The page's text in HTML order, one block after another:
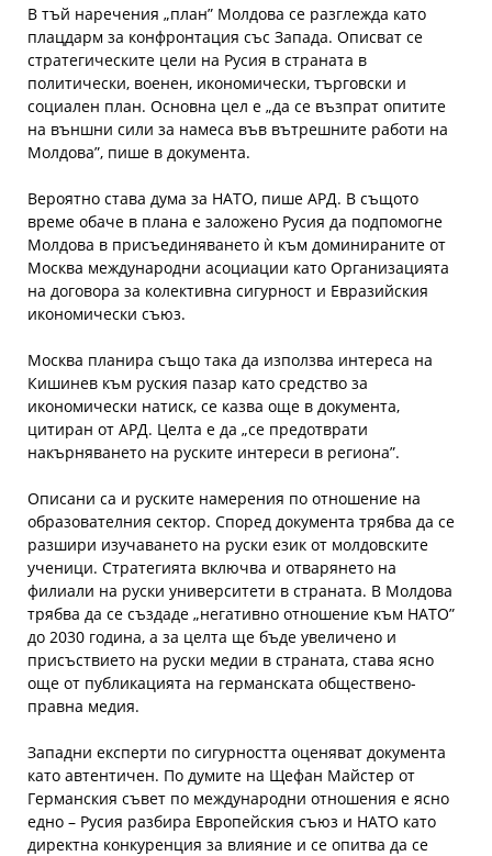
В тъй наречения „план” Молдова се разглежда като
плацдарм за конфронтация със Запада. Описват се
стратегическите цели на Русия в страната в
политически, военен, икономически, търговски и
социален план. Основна цел е „да се възпрат опитите
на външни сили за намеса във вътрешните работи на
Молдова”, пише в документа.
Вероятно става дума за НАТО, пише АРД. В същото
време обаче в плана е заложено Русия да подпомогне
Молдова в присъединяването ѝ към доминираните от
Москва международни асоциации като Организацията
на договора за колективна сигурност и Евразийския
икономически съюз.
Москва планира също така да използва интереса на
Кишинев към руския пазар като средство за
икономически натиск, се казва още в документа,
цитиран от АРД. Целта е да „се предотврати
накърняването на руските интереси в региона”.
Описани са и руските намерения по отношение на
образователния сектор. Според документа трябва да се
разшири изучаването на руски език от молдовските
ученици. Стратегията включва и отварянето на
филиали на руски университети в страната. В Молдова
трябва да се създаде „негативно отношение към НАТО”
до 2030 година, а за целта ще бъде увеличено и
присъствието на руски медии в страната, става ясно
още от публикацията на германската обществено-
правна медия.
Западни експерти по сигурността оценяват документа
като автентичен. По думите на Щефан Майстер от
Германския съвет по международни отношения е ясно
едно – Русия разбира Европейския съюз и НАТО като
директна конкуренция за влияние и се опитва да се